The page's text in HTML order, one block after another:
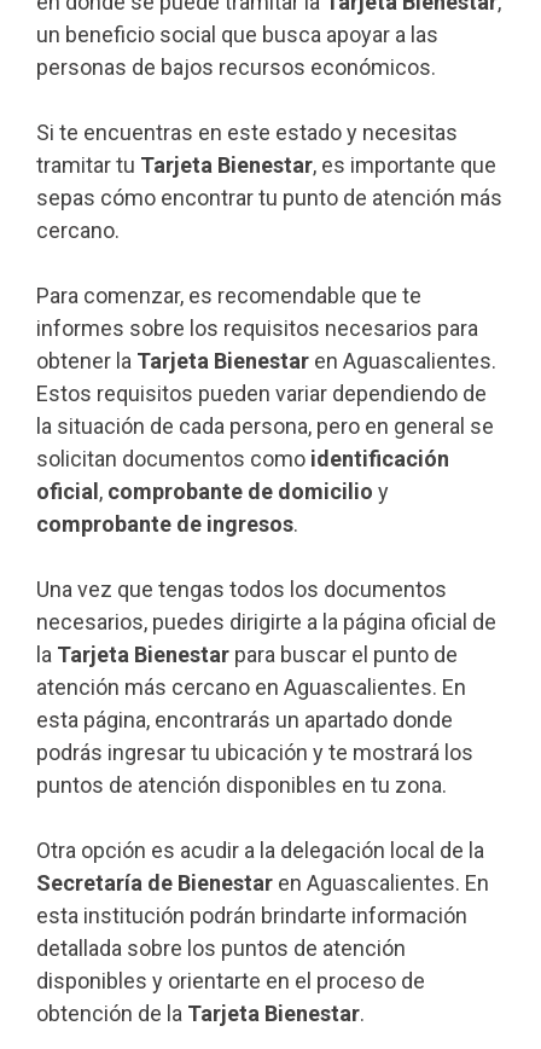
un beneficio social que busca apoyar a las
personas de bajos recursos económicos.
Si te encuentras en este estado y necesitas
tramitar tu Tarjeta Bienestar, es importante que
sepas cómo encontrar tu punto de atención más
cercano.
Para comenzar, es recomendable que te
informes sobre los requisitos necesarios para
obtener la Tarjeta Bienestar en Aguascalientes.
Estos requisitos pueden variar dependiendo de
la situación de cada persona, pero en general se
solicitan documentos como identificación
oficial, comprobante de domicilio y
comprobante de ingresos.
Una vez que tengas todos los documentos
necesarios, puedes dirigirte a la página oficial de
la Tarjeta Bienestar para buscar el punto de
atención más cercano en Aguascalientes. En
esta página, encontrarás un apartado donde
podrás ingresar tu ubicación y te mostrará los
puntos de atención disponibles en tu zona.
Otra opción es acudir a la delegación local de la
Secretaría de Bienestar en Aguascalientes. En
esta institución podrán brindarte información
detallada sobre los puntos de atención
disponibles y orientarte en el proceso de
obtención de la Tarjeta Bienestar.